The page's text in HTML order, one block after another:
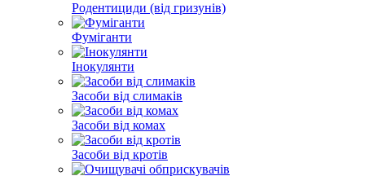
Родентициди (від гризунів)
Фуміганти
Інокулянти
Засоби від слимаків
Засоби від комах
Засоби від кротів